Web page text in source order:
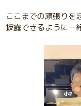
ここまでの頑張りを
披露できるように一